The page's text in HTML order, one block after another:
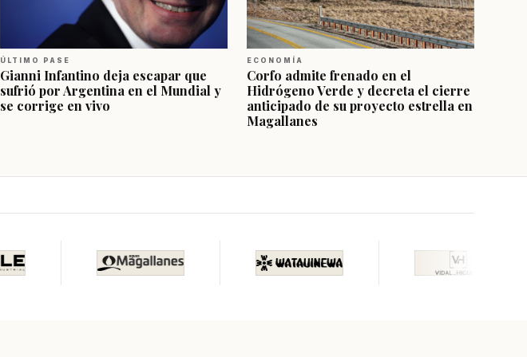
ÚLTIMO PASE
Gianni Infantino deja escapar que
sufrió por Argentina en el Mundial y
se corrige en vivo
ECONOMÍA
Corfo admite frenado en el
Hidrógeno Verde y decreta el cierre
anticipado de su proyecto estrella en
Magallanes